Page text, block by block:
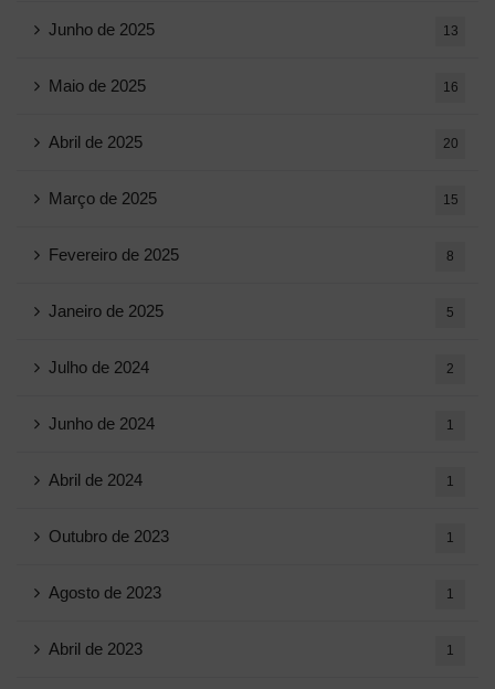
Junho de 2025 13
Maio de 2025 16
Abril de 2025 20
Março de 2025 15
Fevereiro de 2025 8
Janeiro de 2025 5
Julho de 2024 2
Junho de 2024 1
Abril de 2024 1
Outubro de 2023 1
Agosto de 2023 1
Abril de 2023 1